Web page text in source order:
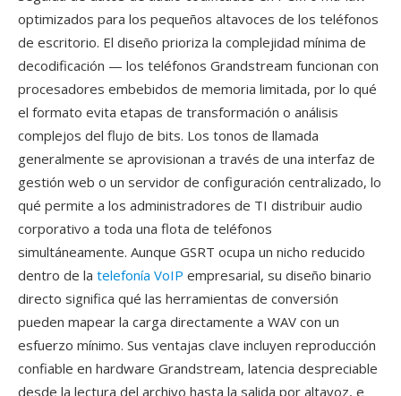
optimizados para los pequeños altavoces de los teléfonos
de escritorio. El diseño prioriza la complejidad mínima de
decodificación — los teléfonos Grandstream funcionan con
procesadores embebidos de memoria limitada, por lo qué
el formato evita etapas de transformación o análisis
complejos del flujo de bits. Los tonos de llamada
generalmente se aprovisionan a través de una interfaz de
gestión web o un servidor de configuración centralizado, lo
qué permite a los administradores de TI distribuir audio
corporativo a toda una flota de teléfonos
simultáneamente. Aunque GSRT ocupa un nicho reducido
dentro de la telefonía VoIP empresarial, su diseño binario
directo significa qué las herramientas de conversión
pueden mapear la carga directamente a WAV con un
esfuerzo mínimo. Sus ventajas clave incluyen reproducción
confiable en hardware Grandstream, latencia despreciable
desde la lectura del archivo hasta la salida por altavoz, e